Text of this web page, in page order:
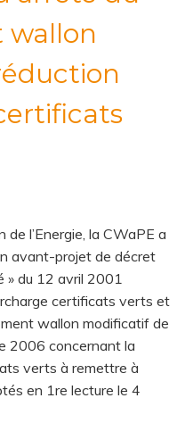
wallon
l’Energie, la CWaPE a
avant-projet de décret
» du 12 avril 2001
certificats verts et
wallon modificatif de
2006 concernant la
verts à remettre à
en 1re lecture le 4